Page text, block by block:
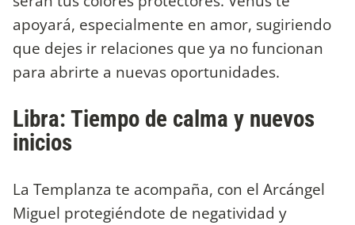
apoyará, especialmente en amor, sugiriendo
que dejes ir relaciones que ya no funcionan
para abrirte a nuevas oportunidades.
Libra: Tiempo de calma y nuevos
inicios
La Templanza te acompaña, con el Arcángel
Miguel protegiéndote de negatividad y